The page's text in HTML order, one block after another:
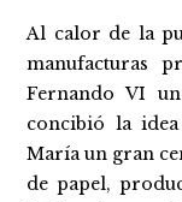
Al calor de la
manufacturas
Fernando VI
concibió la
María un gran
de papel,